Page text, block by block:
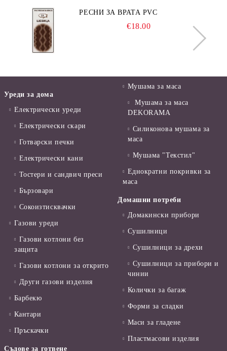
РЕСНИ ЗА ВРАТА PVC
€18.00
Уреди за дома
Електрически уреди
Електрически скари
Готварски печки
Електрически кани
Тостери и сандвич преси
Бързовари
Сокоизтисквачки
Газови уреди
Газови котлони без
защита
Газови котлони за открито
Други газови изделия
Барбекю
Кантари
Пръскачки
Съдове за готвене
Мушама за маса
Мушама за маса
DEKORAMA
Силиконова мушама за
маса
Мушама "Текстил"
Еднократни покривки за
маса
Домашни потреби
Домакински прибори
Сушилници
Сушилници за дрехи
Сушилници за прибори и
чинии
Колички за багаж
Форми за сладки
Маси за гладене
Пластмасови изделия